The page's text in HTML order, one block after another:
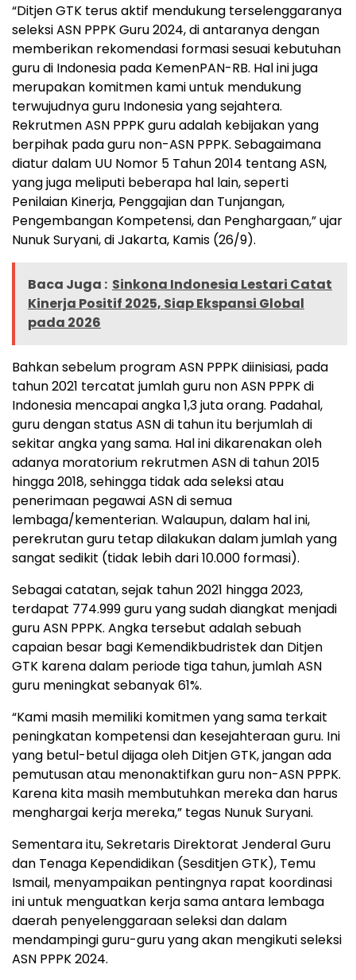
“Ditjen GTK terus aktif mendukung terselenggaranya
seleksi ASN PPPK Guru 2024, di antaranya dengan
memberikan rekomendasi formasi sesuai kebutuhan
guru di Indonesia pada KemenPAN-RB. Hal ini juga
merupakan komitmen kami untuk mendukung
terwujudnya guru Indonesia yang sejahtera.
Rekrutmen ASN PPPK guru adalah kebijakan yang
berpihak pada guru non-ASN PPPK. Sebagaimana
diatur dalam UU Nomor 5 Tahun 2014 tentang ASN,
yang juga meliputi beberapa hal lain, seperti
Penilaian Kinerja, Penggajian dan Tunjangan,
Pengembangan Kompetensi, dan Penghargaan,” ujar
Nunuk Suryani, di Jakarta, Kamis (26/9).
Baca Juga : Sinkona Indonesia Lestari Catat
Kinerja Positif 2025, Siap Ekspansi Global
pada 2026
Bahkan sebelum program ASN PPPK diinisiasi, pada
tahun 2021 tercatat jumlah guru non ASN PPPK di
Indonesia mencapai angka 1,3 juta orang. Padahal,
guru dengan status ASN di tahun itu berjumlah di
sekitar angka yang sama. Hal ini dikarenakan oleh
adanya moratorium rekrutmen ASN di tahun 2015
hingga 2018, sehingga tidak ada seleksi atau
penerimaan pegawai ASN di semua
lembaga/kementerian. Walaupun, dalam hal ini,
perekrutan guru tetap dilakukan dalam jumlah yang
sangat sedikit (tidak lebih dari 10.000 formasi).
Sebagai catatan, sejak tahun 2021 hingga 2023,
terdapat 774.999 guru yang sudah diangkat menjadi
guru ASN PPPK. Angka tersebut adalah sebuah
capaian besar bagi Kemendikbudristek dan Ditjen
GTK karena dalam periode tiga tahun, jumlah ASN
guru meningkat sebanyak 61%.
“Kami masih memiliki komitmen yang sama terkait
peningkatan kompetensi dan kesejahteraan guru. Ini
yang betul-betul dijaga oleh Ditjen GTK, jangan ada
pemutusan atau menonaktifkan guru non-ASN PPPK.
Karena kita masih membutuhkan mereka dan harus
menghargai kerja mereka,” tegas Nunuk Suryani.
Sementara itu, Sekretaris Direktorat Jenderal Guru
dan Tenaga Kependidikan (Sesditjen GTK), Temu
Ismail, menyampaikan pentingnya rapat koordinasi
ini untuk menguatkan kerja sama antara lembaga
daerah penyelenggaraan seleksi dan dalam
mendampingi guru-guru yang akan mengikuti seleksi
ASN PPPK 2024.